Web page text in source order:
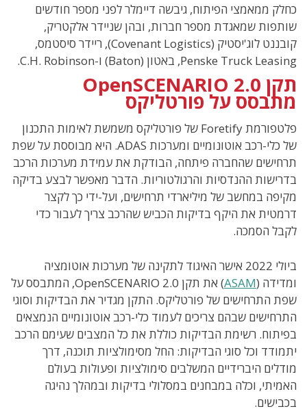
כחלק ממאמצי הפיתוח, גיבשה דיימלר לפני מספר חודשים
שותפות שמאגדת מספר חברות, ובהן שניידר אלקטריק,
קובננט לוג'יסטיק (Covenant Logistics), ריידר סיסטמס,
Penske Truck Leasing, באטון (Baton) ו-C.H. Robinson.
תקן OpenSCENARIO 2.0
מתבסס על פורטליקס
פלטפורמת Foretify של פורטליקס משמשת לאימות התכנון
של כלי-רכב אוטונומיים ומערכות ADAS. היא מבוססת על שפת
תרחישים שהחברה פיתחה, הבודקת את עמידת מערכות הרכב
בדרישות ההנדסיות והרגולטוריות. הדבר מאפשר לבצע בדיקה
מקיפה במחשב של מיליארדי תרחישים, ועל-ידי כך לקצר
דרמטית את היקף בדיקות הכביש שהרכב צריך לעבור כדי
לקבל הסמכה.
ביולי 2022 אישר האיגוד לתקינה של מערכות אוטומציה
ומדידה (ASAM
) את תקן OpenSCENARIO 2.0, המתבסס על
שפת התרחישים של פורטליקס. התקן מגדיר את הבדיקות וסוגי
התרחישים שבהם צריכים לעמוד כלי-רכב אוטונומיים הנמצאים
בפיתוח. רשימת הבדיקות כוללת את כל המצבים שעימם הרכב
יתמודד וכל סוגי הבדיקות: החל מסימולציות תוכנה, דרך
מודלים היברידיים המשלבים סימולציות ופעולות בעולם
האמיתי, וכלה במבחנים במסלולי בדיקות ובמהלך נהיגה
בכבישים.